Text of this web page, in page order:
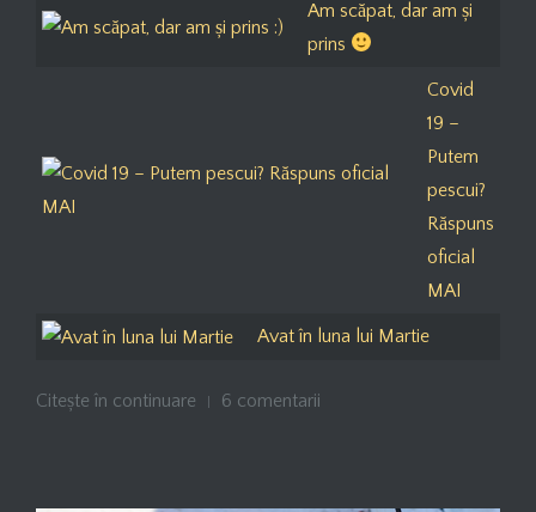
Am scăpat, dar am și
prins
Covid
19 –
Putem
pescui?
Răspuns
oficial
MAI
Avat în luna lui Martie
Citește în continuare 6 comentarii